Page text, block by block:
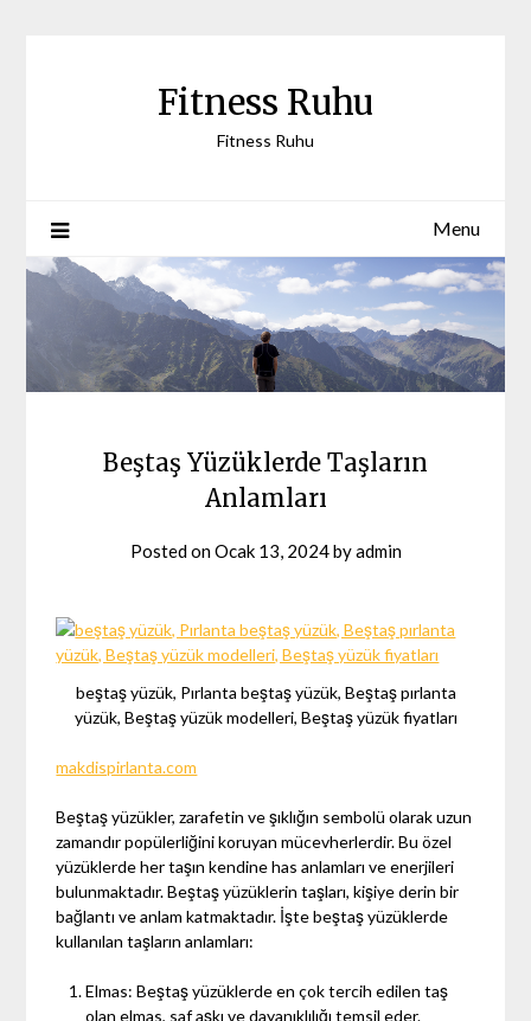
Fitness Ruhu
Fitness Ruhu
Menu
Beştaş Yüzüklerde Taşların
Anlamları
Posted onOcak 13, 2024byadmin
beştaş yüzük, Pırlanta beştaş yüzük, Beştaş pırlanta
yüzük, Beştaş yüzük modelleri, Beştaş yüzük fiyatları
makdispirlanta.com
Beştaş yüzükler, zarafetin ve şıklığın sembolü olarak uzun
zamandır popülerliğini koruyan mücevherlerdir. Bu özel
yüzüklerde her taşın kendine has anlamları ve enerjileri
bulunmaktadır. Beştaş yüzüklerin taşları, kişiye derin bir
bağlantı ve anlam katmaktadır. İşte beştaş yüzüklerde
kullanılan taşların anlamları:
Elmas: Beştaş yüzüklerde en çok tercih edilen taş
olan elmas, saf aşkı ve dayanıklılığı temsil eder.